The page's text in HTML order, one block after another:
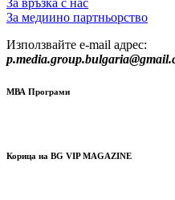
За връзка с нас
За медиино партньорство
Използвайте e-mail адрес:
МВА Програми
Корица на BG VIP MAGAZINE